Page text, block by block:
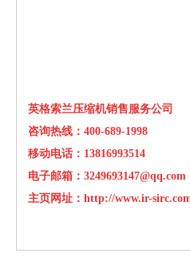
英格索兰压缩机销售服务公司
咨询热线：400-689-1998
移动电话：13816993514
电子邮箱：3249693147@qq.com
主页网址： http://www.ir-